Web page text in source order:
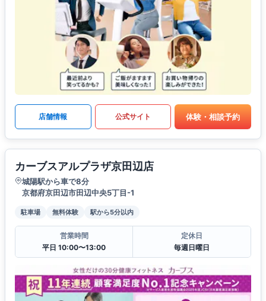
店舗情報 公式サイト 体験・相談予約
カーブスアルプラザ京田辺店
城陽駅から車で8分
京都府京田辺市田辺中央5丁目-1
駐車場 無料体験 駅から5分以内
営業時間
平日 10:00〜13:00
定休日
毎週日曜日